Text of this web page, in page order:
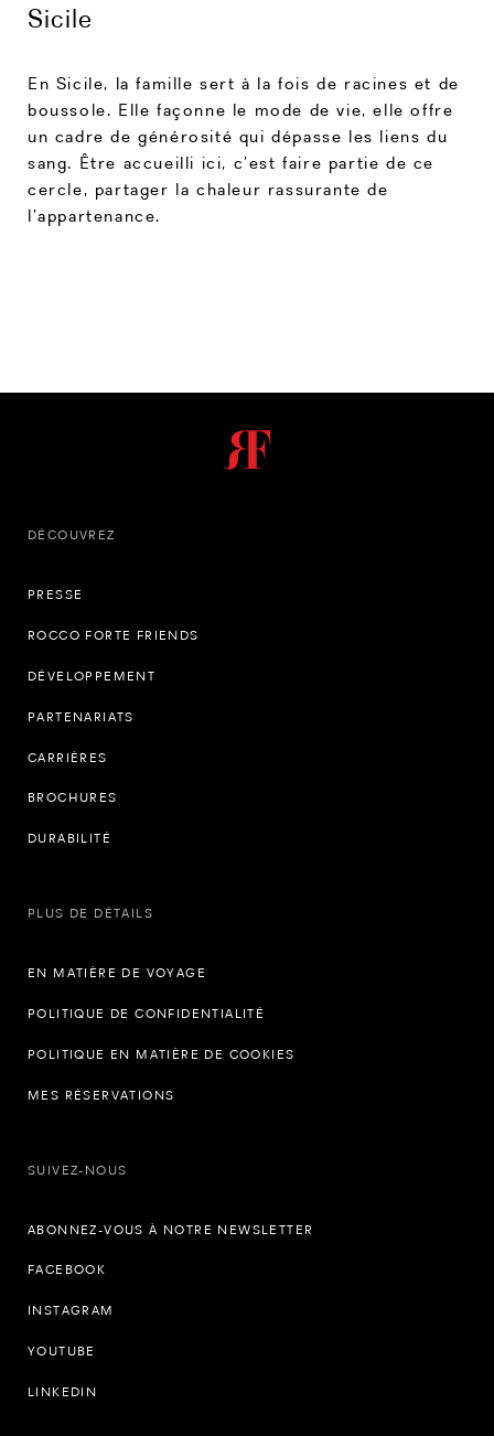
Sicile
En Sicile, la famille sert à la fois de racines et de
boussole. Elle façonne le mode de vie, elle offre
un cadre de générosité qui dépasse les liens du
sang. Être accueilli ici, c’est faire partie de ce
cercle, partager la chaleur rassurante de
l’appartenance.
DÉCOUVREZ
PRESSE
ROCCO FORTE FRIENDS
DÉVELOPPEMENT
PARTENARIATS
CARRIÈRES
BROCHURES
DURABILITÉ
PLUS DE DÉTAILS
EN MATIÈRE DE VOYAGE
POLITIQUE DE CONFIDENTIALITÉ
POLITIQUE EN MATIÈRE DE COOKIES
MES RÉSERVATIONS
SUIVEZ-NOUS
ABONNEZ-VOUS À NOTRE NEWSLETTER
FACEBOOK
INSTAGRAM
YOUTUBE
LINKEDIN